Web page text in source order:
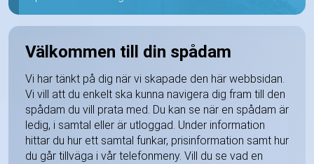
Välkommen till din spådam
Vi har tänkt på dig när vi skapade den här webbsidan.
Vi vill att du enkelt ska kunna navigera dig fram till den
spådam du vill prata med. Du kan se när en spådam är
ledig, i samtal eller är utloggad. Under information
hittar du hur ett samtal funkar, prisinformation samt hur
du går tillväga i vår telefonmeny. Vill du se vad en